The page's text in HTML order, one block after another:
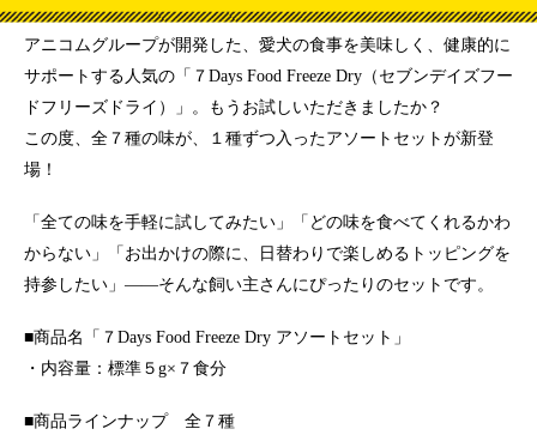
アニコムグループが開発した、愛犬の食事を美味しく、健康的に
サポートする人気の「７Days Food Freeze Dry（セブンデイズフー
ドフリーズドライ）」。もうお試しいただきましたか？
この度、全７種の味が、１種ずつ入ったアソートセットが新登
場！
「全ての味を手軽に試してみたい」「どの味を食べてくれるかわ
からない」「お出かけの際に、日替わりで楽しめるトッピングを
持参したい」――そんな飼い主さんにぴったりのセットです。
■商品名「７Days Food Freeze Dry アソートセット」
・内容量：標準５g×７食分
■商品ラインナップ 全７種